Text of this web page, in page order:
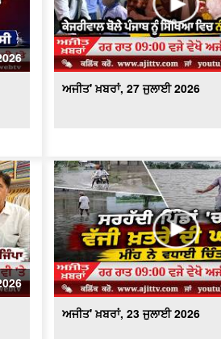
ਅਜੀਤ' ਖ਼ਬਰਾਂ, 27 ਜੁਲਾਈ 2026
ਅਜੀਤ' ਖ਼ਬਰਾਂ, 23 ਜੁਲਾਈ 2026